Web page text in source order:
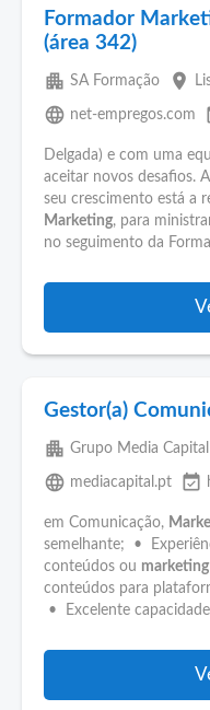
Formador
(área 342)
apartment SA Formação place
language net-empregos.com
Delgada) e com uma
aceitar novos desafios.
seu crescimento está a
Marketing, para
no seguimento da
Gestor(a)
apartment Grupo Media Capital
language mediacapital.pt event_available
em Comunicação,
semelhante; •
conteúdos ou marketing
conteúdos para
• Excelente